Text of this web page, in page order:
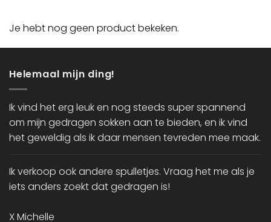
Je hebt nog geen product bekeken.
Helemaal mijn ding!
Ik vind het erg leuk en nog steeds super spannend
om mijn gedragen sokken aan te bieden, en ik vind
het geweldig als ik daar mensen tevreden mee maak.
Ik verkoop ook andere spulletjes. Vraag het me als je
iets anders zoekt dat gedragen is!
X Michelle